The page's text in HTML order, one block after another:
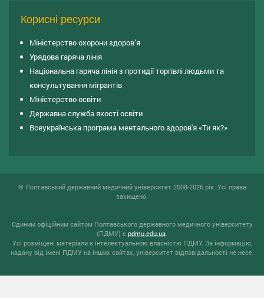
Корисні ресурси
Міністерство охорони здоров’я
Урядова гаряча лінія
Національна гаряча лінія з протидії торгівлі людьми та
консультування мiгрантiв
Міністерство освіти
Державна служба якості освіти
Всеукраїнська програма ментального здоров'я «Ти як?»
© Полтавський державний медичний університет 2008-2026 рік. Усі права
захищено.
Єдиним офіційним сайтом Полтавського державного медичного університету
(ПДМУ) є pdmu.edu.ua
Усі розміщені матеріали є інтелектуальною власністю ПДМУ. За інформацію,
надану від імені ПДМУ на інших сайтах, університет відповідальності не несе.